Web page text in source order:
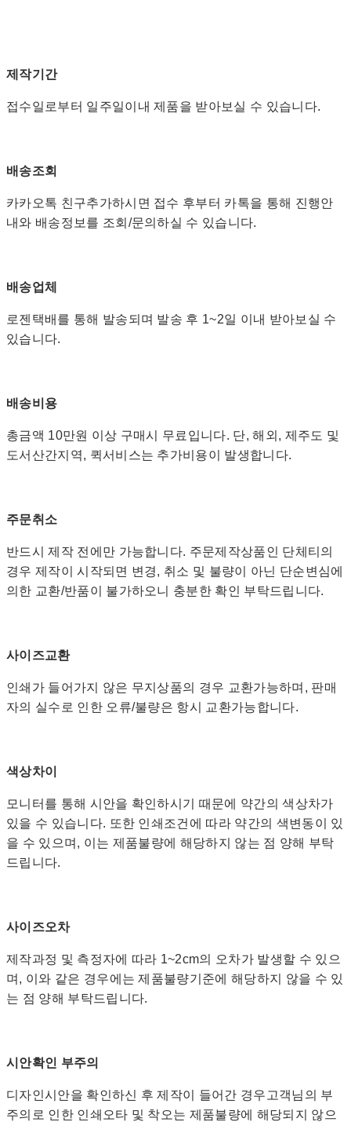
제작기간
접수일로부터 일주일이내 제품을 받아보실 수 있습니다.
배송조회
카카오톡 친구추가하시면 접수 후부터 카톡을 통해 진행안
내와 배송정보를 조회/문의하실 수 있습니다.
배송업체
로젠택배를 통해 발송되며 발송 후 1~2일 이내 받아보실 수
있습니다.
배송비용
총금액 10만원 이상 구매시 무료입니다. 단, 해외, 제주도 및
도서산간지역, 퀵서비스는 추가비용이 발생합니다.
주문취소
반드시 제작 전에만 가능합니다. 주문제작상품인 단체티의
경우 제작이 시작되면 변경, 취소 및 불량이 아닌 단순변심에
의한 교환/반품이 불가하오니 충분한 확인 부탁드립니다.
사이즈교환
인쇄가 들어가지 않은 무지상품의 경우 교환가능하며, 판매
자의 실수로 인한 오류/불량은 항시 교환가능합니다.
색상차이
모니터를 통해 시안을 확인하시기 때문에 약간의 색상차가
있을 수 있습니다. 또한 인쇄조건에 따라 약간의 색변동이 있
을 수 있으며, 이는 제품불량에 해당하지 않는 점 양해 부탁
드립니다.
사이즈오차
제작과정 및 측정자에 따라 1~2cm의 오차가 발생할 수 있으
며, 이와 같은 경우에는 제품불량기준에 해당하지 않을 수 있
는 점 양해 부탁드립니다.
시안확인 부주의
디자인시안을 확인하신 후 제작이 들어간 경우고객님의 부
주의로 인한 인쇄오타 및 착오는 제품불량에 해당되지 않으